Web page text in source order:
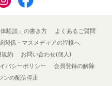
体験談」の書き方
よくあるご質問
関係・マスメディアの皆様へ
規約
お問い合わせ(個人)
バシーポリシー
会員登録の解除
ンの配信停止